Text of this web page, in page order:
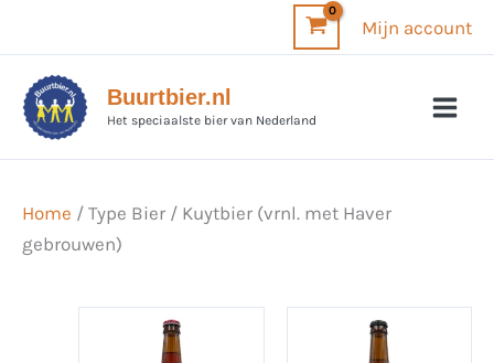
inhoud
Mijn account
Buurtbier.nl
Het speciaalste bier van Nederland
Home / Type Bier / Kuytbier (vrnl. met Haver
gebrouwen)